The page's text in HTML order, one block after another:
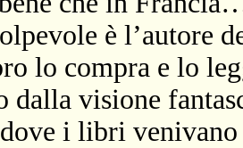
è l’autore
lo compra e lo
dalla visione
i libri